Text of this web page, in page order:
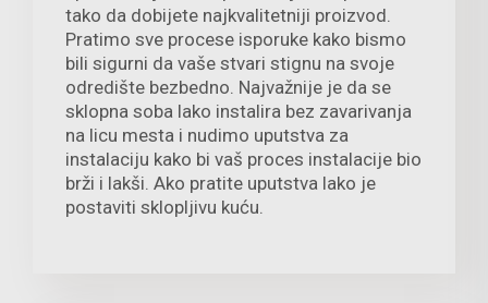
tako da dobijete najkvalitetniji proizvod.
Pratimo sve procese isporuke kako bismo
bili sigurni da vaše stvari stignu na svoje
odredište bezbedno. Najvažnije je da se
sklopna soba lako instalira bez zavarivanja
na licu mesta i nudimo uputstva za
instalaciju kako bi vaš proces instalacije bio
brži i lakši. Ako pratite uputstva lako je
postaviti sklopljivu kuću.